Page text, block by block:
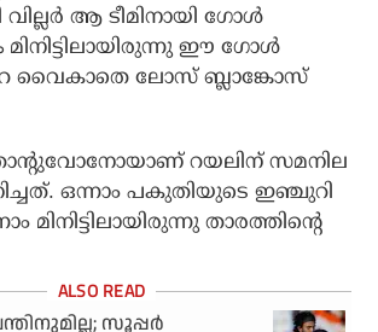
വില്ലര്‍ ആ ടീമിനായി ഗോള്‍
മിനിട്ടിലായിരുന്നു ഈ ഗോള്‍
വൈകാതെ ലോസ് ബ്ലാങ്കോസ്
റയലിന് സമനില
ഒന്നാം പകുതിയുടെ ഇഞ്ചുറി
മിനിട്ടിലായിരുന്നു താരത്തിന്റെ
സൂപ്പര്‍